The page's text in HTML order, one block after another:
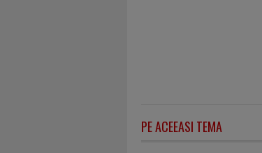
PE ACEEASI TEMA